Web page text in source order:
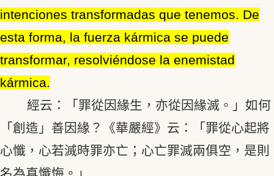
intenciones transformadas que tenemos. De
esta forma, la fuerza kármica se puede
transformar, resolviéndose la enemistad
kármica.
經云：「罪從因緣生，亦從因緣滅。」如何
「創造」善因緣？《華嚴經》云：「罪從心起將
心懺，心若滅時罪亦亡；心亡罪滅兩俱空，是則